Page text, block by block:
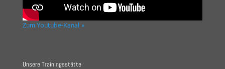
Zum Youtube-Kanal »
Unsere Trainingsstätte